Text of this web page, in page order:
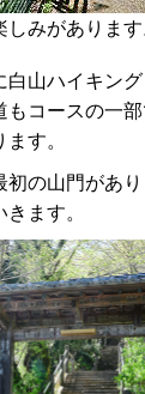
みがあります
白山ハイキン
コースの一
す。
初の山門があ
ます。